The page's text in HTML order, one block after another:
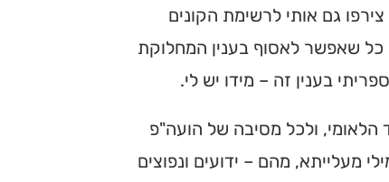
גם אותי לרשימת הקונים
שאפשר לאסוף בענין המחלוקת
בענין זה – מידו יש לי.
הלאומי, ולכל מסיבה של הועה"פ
מעלייתא, מהם – ידועים ונפוצים